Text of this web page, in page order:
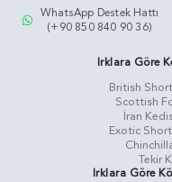
WhatsApp Destek Hattı
(+90 850 840 90 36)
Irklara Göre
British
Scottish
İran
Exotic
Tekir
Irklara Göre